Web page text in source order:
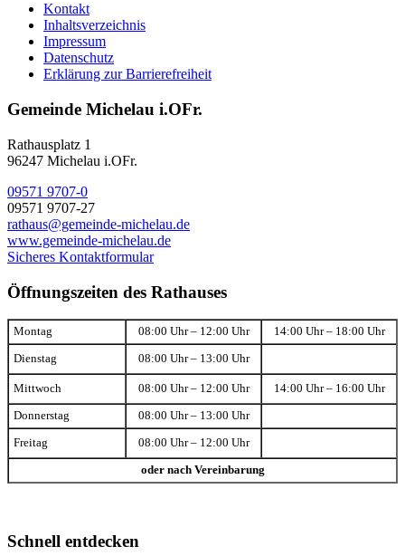
Kontakt
Inhaltsverzeichnis
Impressum
Datenschutz
Erklärung zur Barrierefreiheit
Gemeinde Michelau i.OFr.
Rathausplatz 1
96247 Michelau i.OFr.
09571 9707-0
09571 9707-27
rathaus@gemeinde-michelau.de
www.gemeinde-michelau.de
Sicheres Kontaktformular
Öffnungszeiten des Rathauses
Montag 08:00 Uhr – 12:00 Uhr 14:00 Uhr – 18:00 Uhr
Dienstag 08:00 Uhr – 13:00 Uhr
Mittwoch 08:00 Uhr – 12:00 Uhr 14:00 Uhr – 16:00 Uhr
Donnerstag 08:00 Uhr – 13:00 Uhr
Freitag 08:00 Uhr – 12:00 Uhr
oder nach Vereinbarung
Schnell entdecken